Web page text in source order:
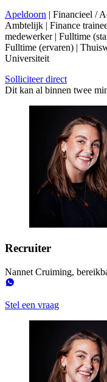
Apeldoorn | Financieel /
Ambtelijk | Finance
medewerker | Fulltime
Fulltime (ervaren) |
Universiteit
Solliciteer direct
Dit kan al binnen twee
Recruiter
Nannet Cruiming,
Stel een vraag